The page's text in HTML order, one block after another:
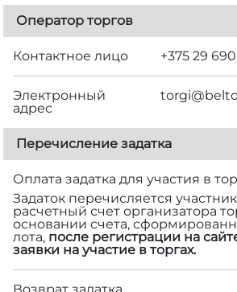
Оператор торгов
Контактное лицо +375 29
Электронный
адрес
Перечисление задатка
Оплата задатка для участия в
Задаток перечисляется
расчетный счет организатора
основании счета,
лота, после регистрации на
заявки на участие в торгах.
Возврат задатка